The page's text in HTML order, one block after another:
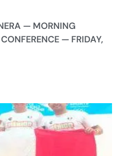
— MORNING
— FRIDAY,